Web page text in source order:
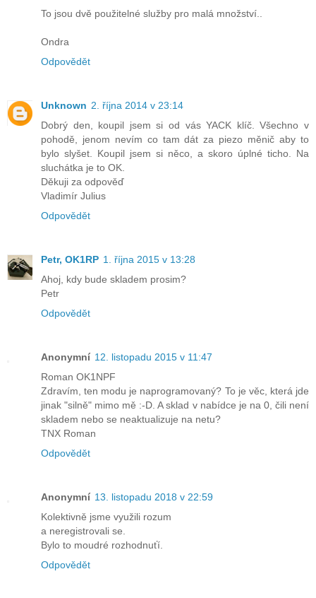
To jsou dvě použitelné služby pro malá množství..
Ondra
Odpovědět
Unknown 2. října 2014 v 23:14
Dobrý den, koupil jsem si od vás YACK klíč. Všechno v
pohodě, jenom nevím co tam dát za piezo měnič aby to
bylo slyšet. Koupil jsem si něco, a skoro úplné ticho. Na
sluchátka je to OK.
Děkuji za odpověď
Vladimír Julius
Odpovědět
Petr, OK1RP 1. října 2015 v 13:28
Ahoj, kdy bude skladem prosim?
Petr
Odpovědět
Anonymní 12. listopadu 2015 v 11:47
Roman OK1NPF
Zdravím, ten modu je naprogramovaný? To je věc, která jde
jinak "silně" mimo mě :-D. A sklad v nabídce je na 0, čili není
skladem nebo se neaktualizuje na netu?
TNX Roman
Odpovědět
Anonymní 13. listopadu 2018 v 22:59
Kolektivně jsme využili rozum
a neregistrovali se.
Bylo to moudré rozhodnuťí.
Odpovědět